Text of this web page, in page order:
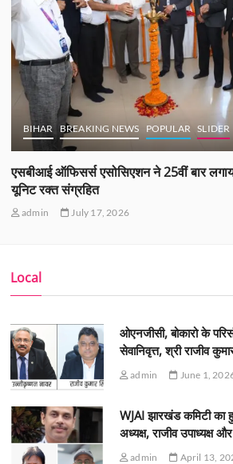
BIHAR BREAKING NEWS POPULAR SLIDER
एसबीआई ऑफिसर्स एसोसिएशन ने 25वीं बार
यूनिट रक्त संग्रहित
admin July 17, 2026
Local
ओएनजीसी, बोकारो के
सेवानिवृत्त, श्री राजीव
admin June 1,
WJAI झारखंड कमिटी
अध्यक्ष, राजीव उपाध्यक्ष
admin April 13,